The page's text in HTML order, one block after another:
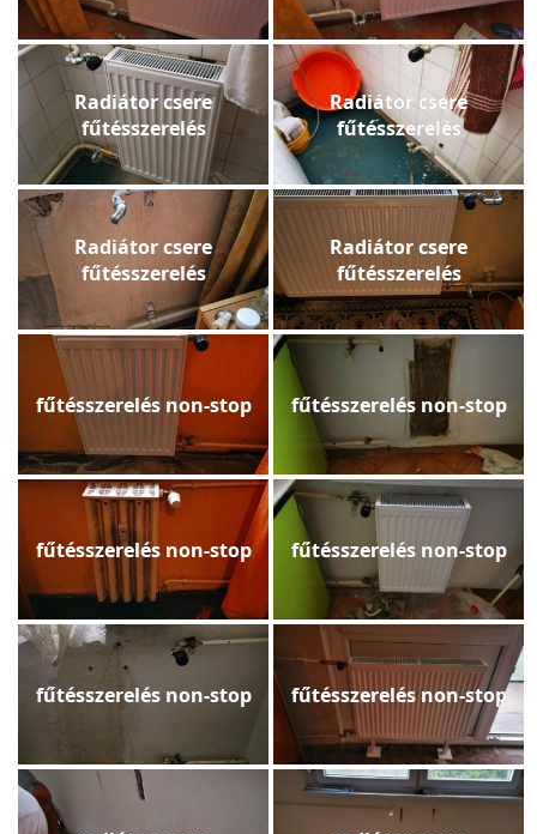
Radiátor csere
fűtésszerelés
Radiátor csere
fűtésszerelés
Radiátor csere
fűtésszerelés
Radiátor csere
fűtésszerelés
fűtésszerelés non-stop fűtésszerelés non-stop
fűtésszerelés non-stop fűtésszerelés non-stop
fűtésszerelés non-stop fűtésszerelés non-stop